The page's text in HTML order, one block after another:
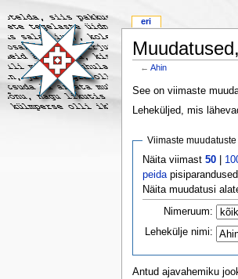
←Ahin
See on viimaste
Leheküljed, mis
Viimaste
Näita viimast50
peida
Näita muudatusi
Nimeruum:
Lehekülje nimi:
Antud ajavahemiku
eri